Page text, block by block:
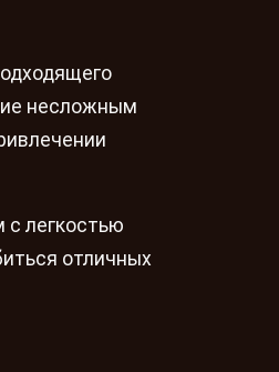
несложным
с легкостью
отличных